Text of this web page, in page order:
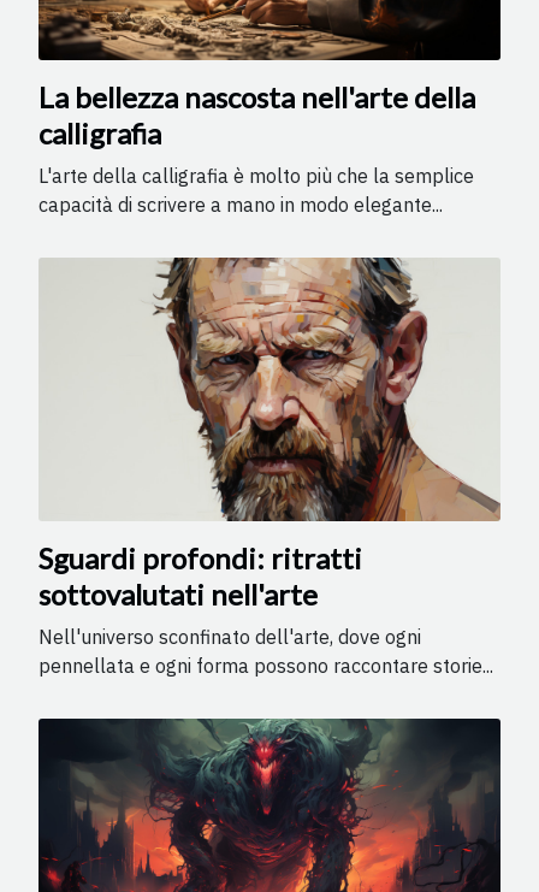
La bellezza nascosta nell'arte della
calligrafia
L'arte della calligrafia è molto più che la semplice
capacità di scrivere a mano in modo elegante...
Sguardi profondi: ritratti
sottovalutati nell'arte
Nell'universo sconfinato dell'arte, dove ogni
pennellata e ogni forma possono raccontare storie...